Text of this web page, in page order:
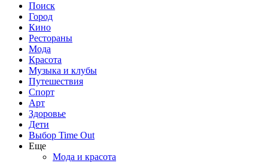
Поиск
Город
Кино
Рестораны
Мода
Красота
Музыка и клубы
Путешествия
Спорт
Арт
Здоровье
Дети
Выбор Time Out
Еще
Мода и красота